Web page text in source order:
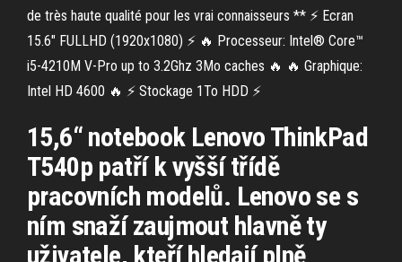
de très haute qualité pour les vrai connaisseurs ** ⚡ Ecran
15.6" FULLHD (1920x1080) ⚡ 🔥 Processeur: Intel® Core™
i5-4210M V-Pro up to 3.2Ghz 3Mo caches 🔥 🔥 Graphique:
Intel HD 4600 🔥 ⚡ Stockage 1To HDD ⚡
15,6“ notebook Lenovo ThinkPad
T540p patří k vyšší třídě
pracovních modelů. Lenovo se s
ním snaží zaujmout hlavně ty
uživatele, kteří hledají plně